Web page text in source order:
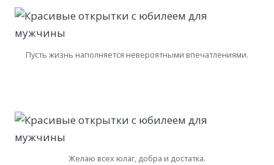
Пусть жизнь наполняется невероятными впечатлениями.
Желаю всех юлаг, добра и достатка.